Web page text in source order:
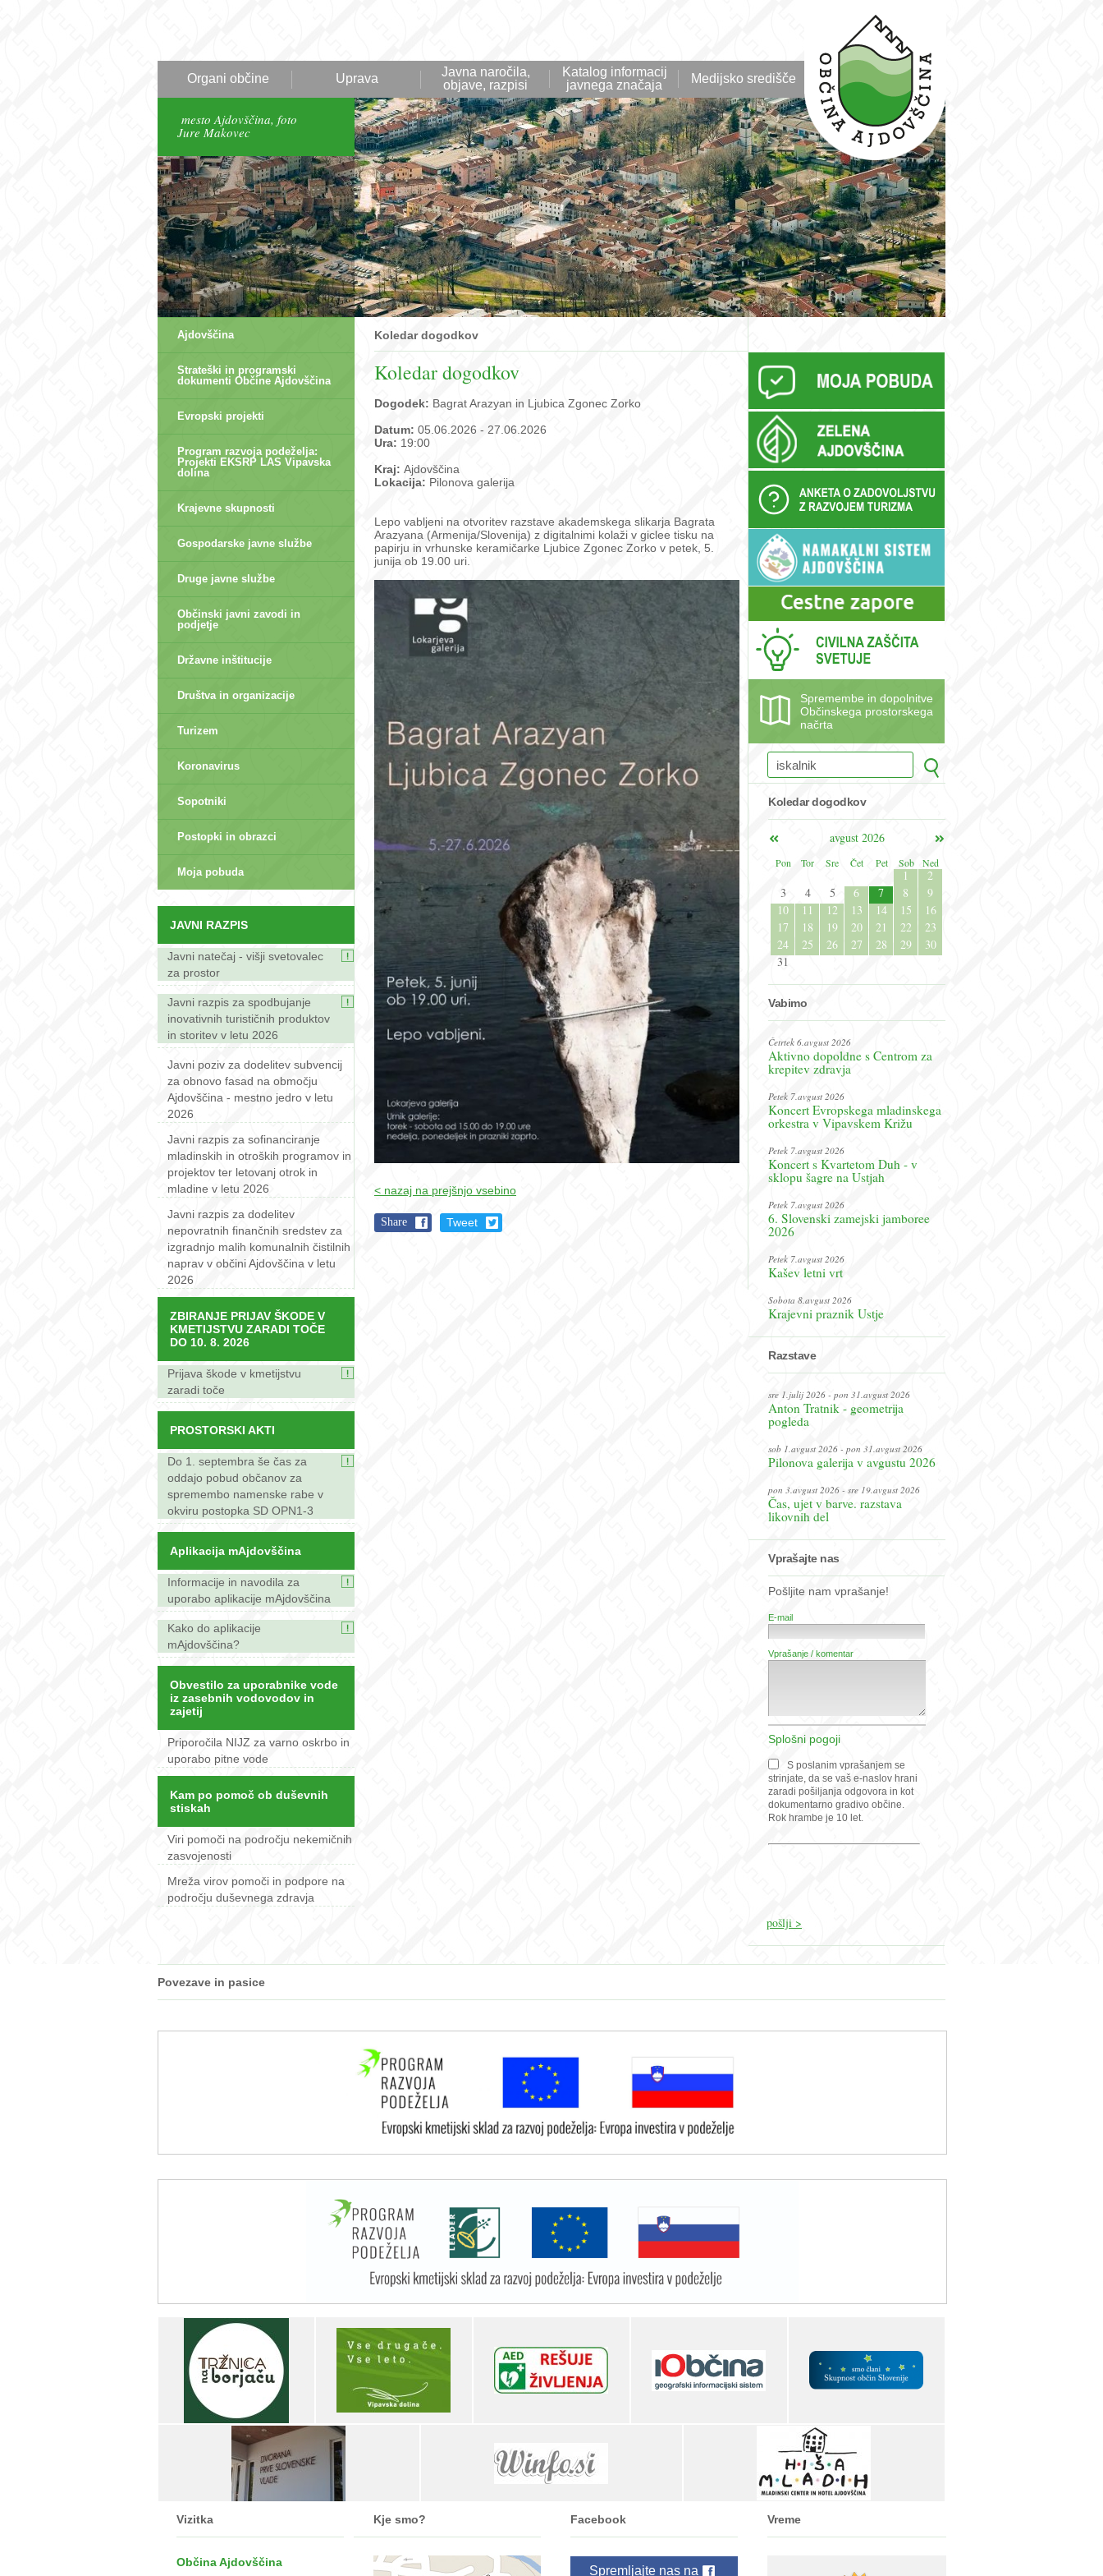
Organi občine Uprava
Javna naročila,
objave, razpisi
Katalog informacij
javnega značaja
Medijsko središče
mesto Ajdovščina, foto
Jure Makovec
Ajdovščina
Strateški in programski
dokumenti Občine Ajdovščina
Evropski projekti
Program razvoja podeželja:
Projekti EKSRP LAS Vipavska
dolina
Krajevne skupnosti
Gospodarske javne službe
Druge javne službe
Občinski javni zavodi in
podjetje
Državne inštitucije
Društva in organizacije
Turizem
Koronavirus
Sopotniki
Postopki in obrazci
Moja pobuda
JAVNI RAZPIS
Javni natečaj - višji svetovalec
za prostor
Javni razpis za spodbujanje
inovativnih turističnih produktov
in storitev v letu 2026
Javni poziv za dodelitev subvencij
za obnovo fasad na območju
Ajdovščina - mestno jedro v letu
2026
Javni razpis za sofinanciranje
mladinskih in otroških programov in
projektov ter letovanj otrok in
mladine v letu 2026
Javni razpis za dodelitev
nepovratnih finančnih sredstev za
izgradnjo malih komunalnih čistilnih
naprav v občini Ajdovščina v letu
2026
ZBIRANJE PRIJAV ŠKODE V
KMETIJSTVU ZARADI TOČE
DO 10. 8. 2026
Prijava škode v kmetijstvu
zaradi toče
PROSTORSKI AKTI
Do 1. septembra še čas za
oddajo pobud občanov za
spremembo namenske rabe v
okviru postopka SD OPN1-3
Aplikacija mAjdovščina
Informacije in navodila za
uporabo aplikacije mAjdovščina
Kako do aplikacije
mAjdovščina?
Obvestilo za uporabnike vode
iz zasebnih vodovodov in
zajetij
Priporočila NIJZ za varno oskrbo in
uporabo pitne vode
Kam po pomoč ob duševnih
stiskah
Viri pomoči na področju nekemičnih
zasvojenosti
Mreža virov pomoči in podpore na
področju duševnega zdravja
Koledar dogodkov
Koledar dogodkov
Dogodek: Bagrat Arazyan in Ljubica Zgonec Zorko
Datum: 05.06.2026 - 27.06.2026
Ura: 19:00
Kraj: Ajdovščina
Lokacija: Pilonova galerija
Lepo vabljeni na otvoritev razstave akademskega slikarja Bagrata
Arazyana (Armenija/Slovenija) z digitalnimi kolaži v giclee tisku na
papirju in vrhunske keramičarke Ljubice Zgonec Zorko v petek, 5.
junija ob 19.00 uri.
< nazaj na prejšnjo vsebino
Share Tweet
Spremembe in dopolnitve
Občinskega prostorskega
načrta
Koledar dogodkov
avgust 2026
Pon
Tor Sre Čet Pet Sob Ned
1
2
3
4 5 6 7 8
9
10
11 12 13 14 15
16
17
18 19 20 21 22
23
24
25 26 27 28 29
30
31
Vabimo
Četrtek 6.avgust 2026
Aktivno dopoldne s Centrom za
krepitev zdravja
Petek 7.avgust 2026
Koncert Evropskega mladinskega
orkestra v Vipavskem Križu
Petek 7.avgust 2026
Koncert s Kvartetom Duh - v
sklopu šagre na Ustjah
Petek 7.avgust 2026
6. Slovenski zamejski jamboree
2026
Petek 7.avgust 2026
Kašev letni vrt
Sobota 8.avgust 2026
Krajevni praznik Ustje
Razstave
sre 1.julij 2026 - pon 31.avgust 2026
Anton Tratnik - geometrija
pogleda
sob 1.avgust 2026 - pon 31.avgust 2026
Pilonova galerija v avgustu 2026
pon 3.avgust 2026 - sre 19.avgust 2026
Čas, ujet v barve. razstava
likovnih del
Vprašajte nas
Pošljite nam vprašanje!
E-mail
Vprašanje / komentar
Splošni pogoji
S poslanim vprašanjem se
strinjate, da se vaš e-naslov hrani
zaradi pošiljanja odgovora in kot
dokumentarno gradivo občine.
Rok hrambe je 10 let.
Povezave in pasice
Vizitka
Občina Ajdovščina
Kje smo? Facebook
Spremljajte nas na
Vreme